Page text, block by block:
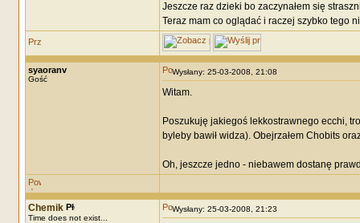
Jeszcze raz dzieki bo zaczynałem się
Teraz mam co oglądać i raczej szybko tego
syaoranv
Gość
Wysłany: 25-03-2008, 21:08
Witam.
Poszukuję jakiegoś lekkostrawnego ecchi,
byleby bawił widza). Obejrzałem Chobits
Oh, jeszcze jedno - niebawem dostanę
Chemik
Time does not exist...
Wysłany: 25-03-2008, 21:23